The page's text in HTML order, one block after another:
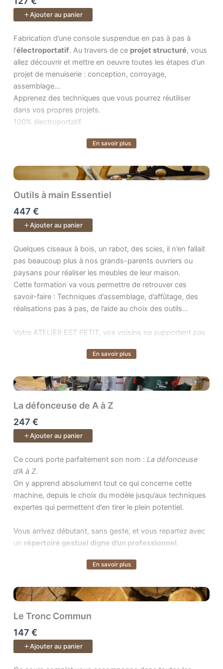
Un cours de40 vidéos.
Ajouter au panier
Fabrication d’une console suspendue en pas à pas à l’ .
Fabrication d’une console suspendue en pas à pas à
l’électroportatif. Au travers de ce projet structuré, vous
allez découvrir et mettre en oeuvre toutes les étapes d’un
projet de menuiserie : conception, corroyage,
assemblage…
Apprenez des techniques que vous pourrez réutiliser
dans vos propres projets.
100% électroportatif.
En savoir plus
Outils à main Essentiel
447 €
Ajouter au panier
Quelques ciseaux à bois, un rabot, des scies, il n’en fallait
Quelques ciseaux à bois, un rabot, des scies, il n’en fallait
pas beaucoup plus à nos grands-parents ouvriers ou
paysans pour réaliser les meubles de leur maison.
Cette formation va vous permettre de retrouver ces
savoir-faire : Techniques d’assemblage, d’affûtage, des
réalisations pas à pas, de l’aide au choix des outils…
Votre ATELIER EST PETIT, vos voisins ne supportent pas
déconnectée, la jouissance du geste précis et maitrisé
machine.
99 vidéos de disponible !
En savoir plus
La défonceuse de A à Z
247 €
Ajouter au panier
Ce cours porte parfaitement son nom : . On y apprend
Ce cours porte parfaitement son nom :La défonceuse
d’A à Z.
On y apprend absolument tout ce qui concerne cette
machine, depuis le choix du modèle jusqu’aux techniques
expertes qui permettent d’en tirer le plein potentiel.
Vous arrivez débutant, sans geste, et vous repartez avec
un répertoire gestuel digne d’un professionnel
machine, les montages d’usinage, les techniques
apprenez àfaire les bons gestes en sécurité.
Au fil du cours, vous construisez de nombreux gabarits :
gabarits circulaires, gabarits de calibrage… Tous conçus
pour vous rendre autonome et précis.
En savoir plus
Le Tronc Commun
147 €
Ajouter au panier